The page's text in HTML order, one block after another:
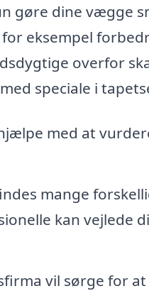
gøre dine vægge
eksempel
overfor
speciale i
med at
mange
kan vejlede
vil sørge for